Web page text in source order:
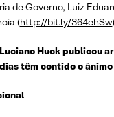
de Governo, Luiz
(http://bit.ly/364ehSw
Luciano Huck publicou
têm contido o ânimo